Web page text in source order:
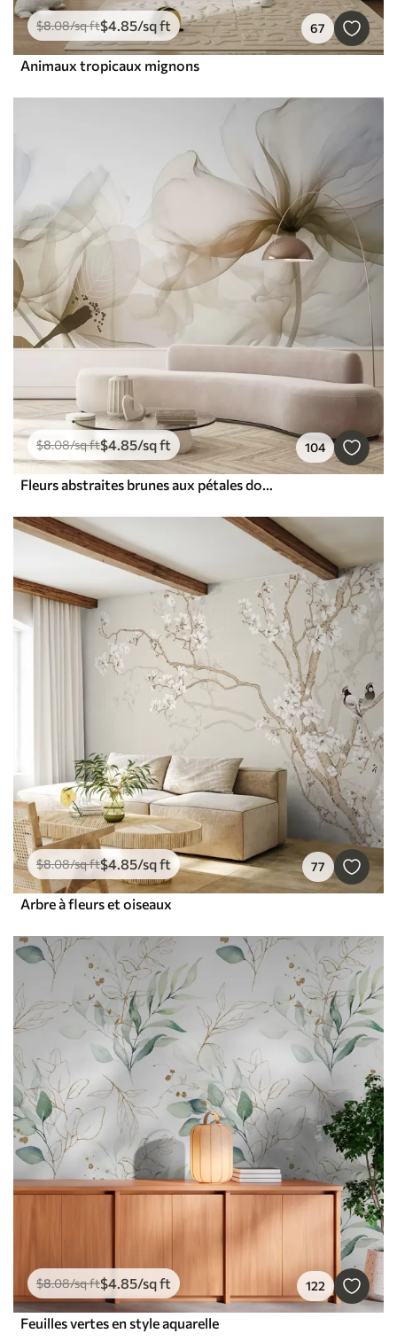
$8.08/sq ft$4.85/sq ft 67
Animaux tropicaux mignons
$8.08/sq ft$4.85/sq ft 104
Fleurs abstraites brunes aux pétales doux et translucides et aux détails délicats, sur fond blanc
$8.08/sq ft$4.85/sq ft 77
Arbre à fleurs et oiseaux
$8.08/sq ft$4.85/sq ft 122
Feuilles vertes en style aquarelle